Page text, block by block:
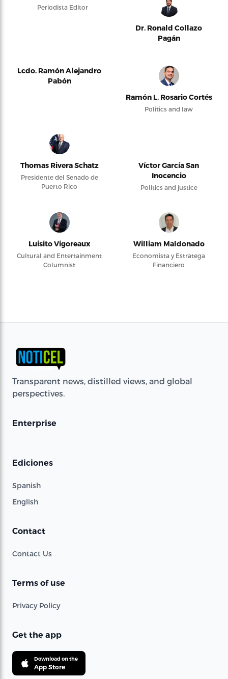
Periodista Editor
Dr. Ronald Collazo
Pagán
Lcdo. Ramón Alejandro
Pabón
Ramón L. Rosario Cortés
Politics and law
Thomas Rivera Schatz
Presidente del Senado de
Puerto Rico
Víctor García San
Inocencio
Politics and justice
Luisito Vigoreaux
Cultural and Entertainment
Columnist
William Maldonado
Economista y Estratega
Financiero
Transparent news, distilled views, and global
perspectives.
Enterprise
Ediciones
Spanish
English
Contact
Contact Us
Terms of use
Privacy Policy
Get the app
Download on the
App Store